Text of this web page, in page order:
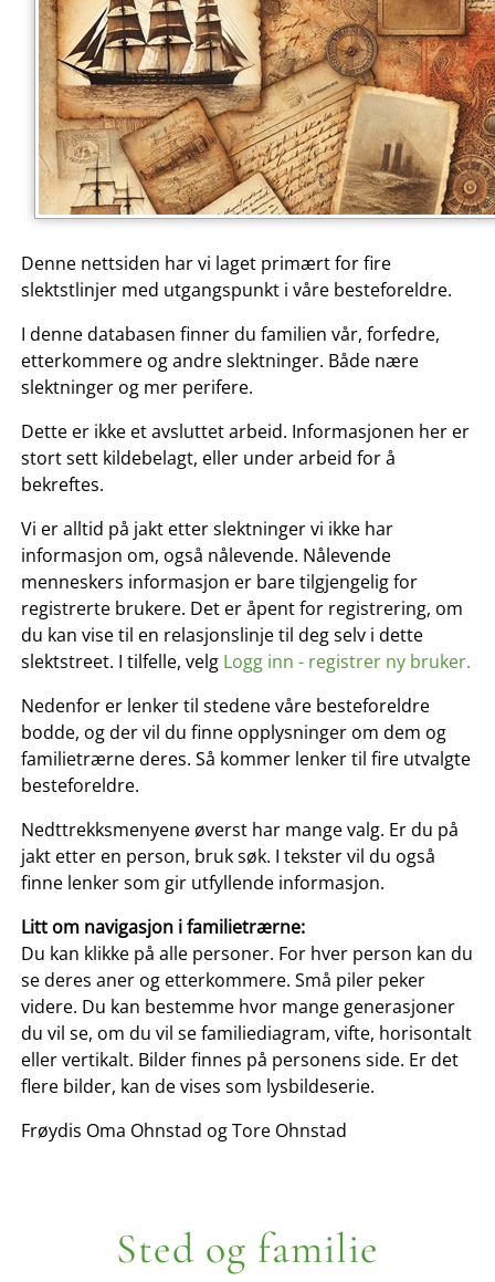
Denne nettsiden har vi laget primært for fire
slektstlinjer med utgangspunkt i våre besteforeldre.
I denne databasen finner du familien vår, forfedre,
etterkommere og andre slektninger. Både nære
slektninger og mer perifere.
Dette er ikke et avsluttet arbeid. Informasjonen her er
stort sett kildebelagt, eller under arbeid for å
bekreftes.
Vi er alltid på jakt etter slektninger vi ikke har
informasjon om, også nålevende. Nålevende
menneskers informasjon er bare tilgjengelig for
registrerte brukere. Det er åpent for registrering, om
du kan vise til en relasjonslinje til deg selv i dette
slektstreet. I tilfelle, velg Logg inn - registrer ny bruker.
Nedenfor er lenker til stedene våre besteforeldre
bodde, og der vil du finne opplysninger om dem og
familietrærne deres. Så kommer lenker til fire utvalgte
besteforeldre.
Nedttrekksmenyene øverst har mange valg. Er du på
jakt etter en person, bruk søk. I tekster vil du også
finne lenker som gir utfyllende informasjon.
Litt om navigasjon i familietrærne:
Du kan klikke på alle personer. For hver person kan du
se deres aner og etterkommere. Små piler peker
videre. Du kan bestemme hvor mange generasjoner
du vil se, om du vil se familiediagram, vifte, horisontalt
eller vertikalt. Bilder finnes på personens side. Er det
flere bilder, kan de vises som lysbildeserie.
Frøydis Oma Ohnstad og Tore Ohnstad
Sted og familie